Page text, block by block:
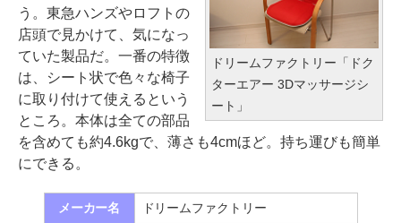
ドリームファクトリー「ドク
ターエアー 3Dマッサージシ
ート」
う。東急ハンズやロフトの
店頭で見かけて、気になっ
ていた製品だ。一番の特徴
は、シート状で色々な椅子
に取り付けて使えるという
ところ。本体は全ての部品
を含めても約4.6kgで、薄さも4cmほど。持ち運びも簡単
にできる。
メーカー名 ドリームファクトリー